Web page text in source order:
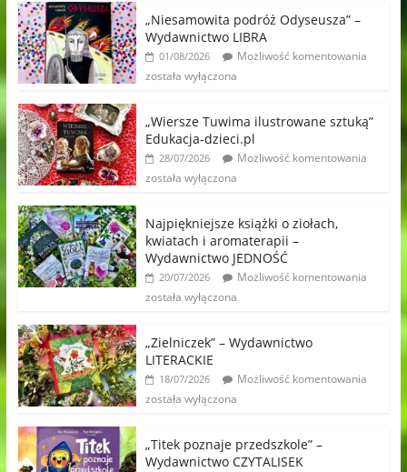
„Niesamowita podróż Odyseusza” –
Wydawnictwo LIBRA
01/08/2026
Możliwość komentowania
została wyłączona
„Wiersze Tuwima ilustrowane sztuką”
Edukacja-dzieci.pl
28/07/2026
Możliwość komentowania
została wyłączona
Najpiękniejsze książki o ziołach,
kwiatach i aromaterapii –
Wydawnictwo JEDNOŚĆ
20/07/2026
Możliwość komentowania
została wyłączona
„Zielniczek” – Wydawnictwo
LITERACKIE
18/07/2026
Możliwość komentowania
została wyłączona
„Titek poznaje przedszkole” –
Wydawnictwo CZYTALISEK